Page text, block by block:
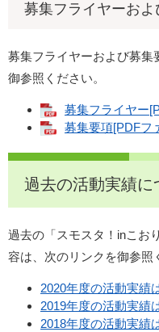
募集フライヤーお
募集フライヤーおよび募集
御参照ください。
募集フライヤー
募集要項[PDFフ
過去の活動実績に
過去の「スモスタ！inこお
容は、次のリンクを御参照
2020年度の活動実績
2019年度の活動実績
2018年度の活動実績